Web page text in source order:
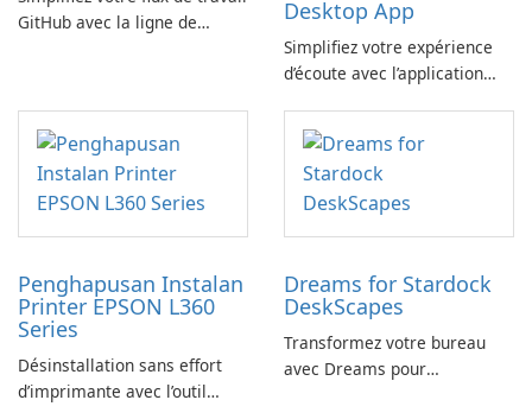
GitHub avec la ligne de
Desktop App
Simplifiez votre expérience
d’écoute avec l’application
Penghapusan Instalan
Printer EPSON L360
Series
Désinstallation sans effort
d’imprimante avec l’outil
Dreams for Stardock
DeskScapes
Transformez votre bureau
avec Dreams pour